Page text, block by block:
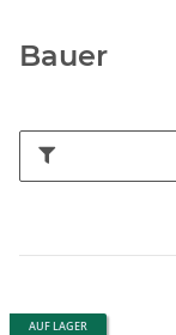
Bauer
AUF LAGER